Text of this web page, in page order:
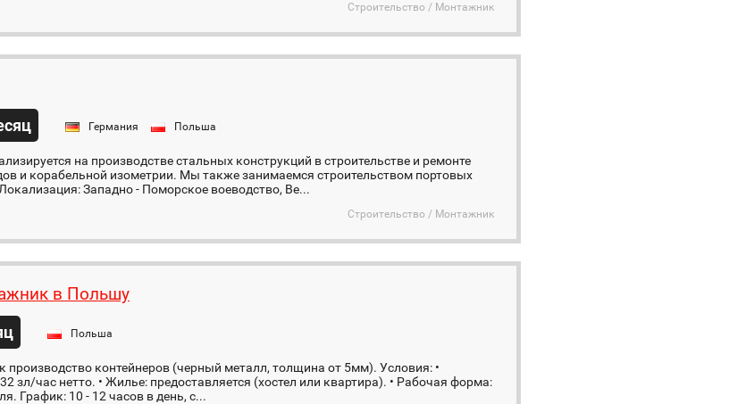
Строительство / Монтажник
Германия Польша
на производстве стальных конструкций в строительстве и ремонте
и корабельной изометрии. Мы также занимаемся строительством портовых
Западно - Поморское воеводство, Ве...
Строительство / Монтажник
в Польшу
Польша
производство контейнеров (черный металл, толщина от 5мм). Условия: •
зл/час нетто. • Жилье: предоставляется (хостел или квартира). • Рабочая форма:
График: 10 - 12 часов в день, с...